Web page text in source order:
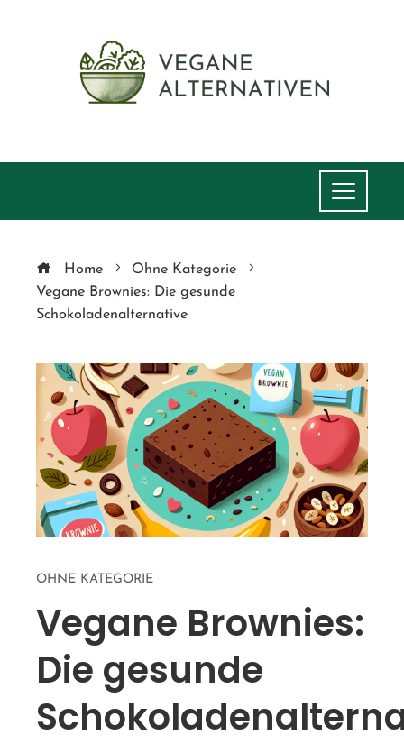
Home
Ohne Kategorie
Vegane Brownies: Die gesunde
Schokoladenalternative
OHNE KATEGORIE
Vegane Brownies:
Die gesunde